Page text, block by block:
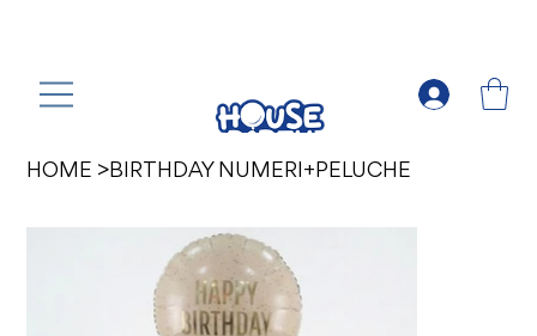
HOME >BIRTHDAY NUMERI+PELUCHE